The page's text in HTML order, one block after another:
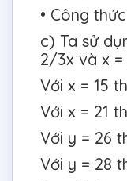
• Công
c) Ta sử
2/3x và x
Với x = 15
Với x = 21
Với y = 26
Với y = 28